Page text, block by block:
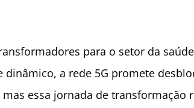
para o setor da
dinâmico, a rede 5G promete
essa jornada de transformação